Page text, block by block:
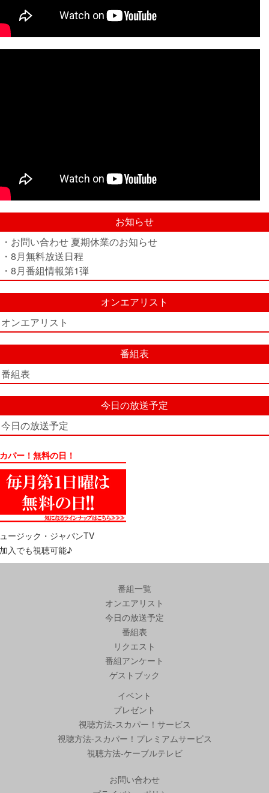
お知らせ
・お問い合わせ 夏期休業のお知らせ
・8月無料放送日程
・8月番組情報第1弾
オンエアリスト
オンエアリスト
番組表
番組表
今日の放送予定
今日の放送予定
パー！無料の日！
ージック・ジャパンTV
入でも視聴可能♪
番組一覧
オンエアリスト
今日の放送予定
番組表
リクエスト
番組アンケート
ゲストブック
イベント
プレゼント
視聴方法-スカパー！サービス
視聴方法-スカパー！プレミアムサービス
視聴方法-ケーブルテレビ
お問い合わせ